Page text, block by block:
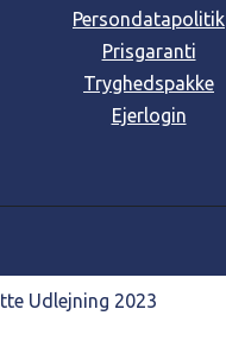
Persondatapolitik
Prisgaranti
Tryghedspakke
Ejerlogin
Udlejning 2023